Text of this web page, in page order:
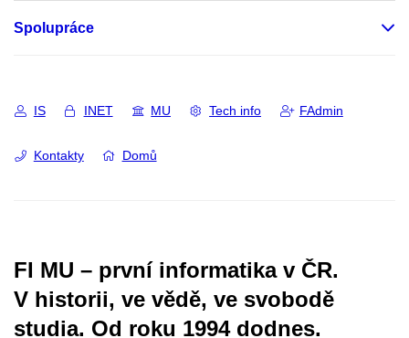
Spolupráce
IS INET MU Tech info FAdmin
Kontakty Domů
FI MU – první informatika v ČR.
V historii, ve vědě, ve svobodě
studia. Od roku 1994 dodnes.